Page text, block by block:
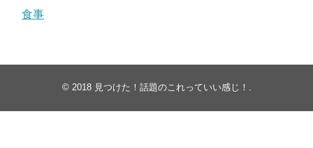
食事
© 2018 見つけた！話題のこれっていい感じ！